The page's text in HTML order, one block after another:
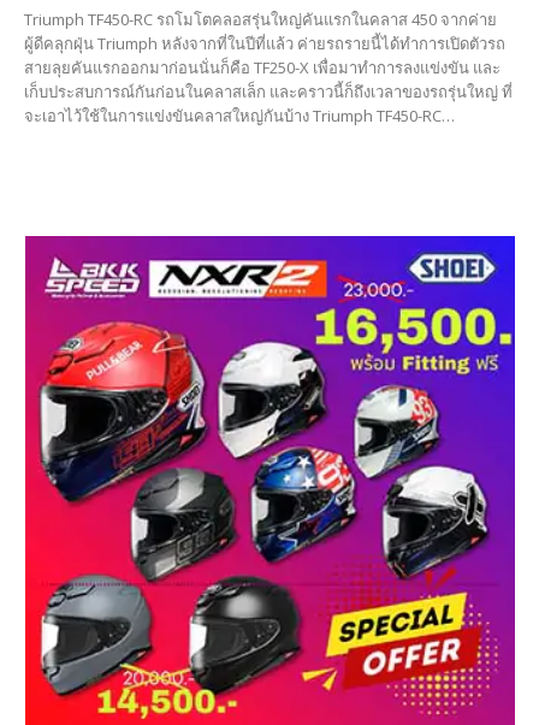
Triumph TF450-RC รถโมโตคลอสรุ่นใหญ่คันแรกในคลาส 450 จากค่าย
ผู้ดีคลุกฝุ่น Triumph หลังจากที่ในปีที่แล้ว ค่ายรถรายนี้ได้ทำการเปิดตัวรถ
สายลุยคันแรกออกมาก่อนนั่นก็คือ TF250-X เพื่อมาทำการลงแข่งขัน และ
เก็บประสบการณ์กันก่อนในคลาสเล็ก และคราวนี้ก็ถึงเวลาของรถรุ่นใหญ่ ที่
จะเอาไว้ใช้ในการแข่งขันคลาสใหญ่กันบ้าง Triumph TF450-RC…